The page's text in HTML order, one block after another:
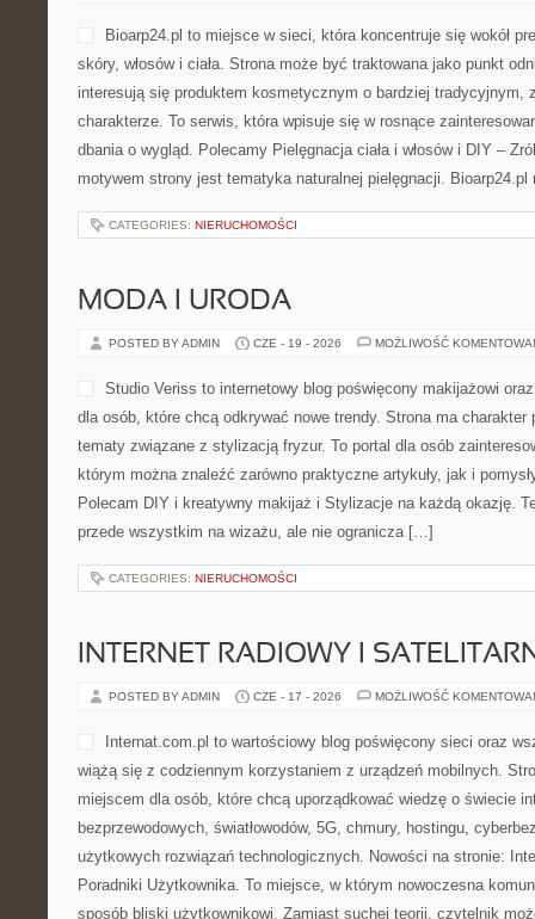
Bioarp24.pl to miejsce w sieci, która koncentruje się wokół
skóry, włosów i ciała. Strona może być traktowana jako punkt
interesują się produktem kosmetycznym o bardziej tradycyjnym,
charakterze. To serwis, która wpisuje się w rosnące
dbania o wygląd. Polecamy Pielęgnacja ciała i włosów i DIY –
motywem strony jest tematyka naturalnej pielęgnacji.
CATEGORIES: NIERUCHOMOŚCI
MODA I URODA
POSTED BY ADMIN CZE - 19 - 2026 MOŻLIWOŚĆ
Studio Veriss to internetowy blog poświęcony makijażowi
dla osób, które chcą odkrywać nowe trendy. Strona ma charakter
tematy związane z stylizacją fryzur. To portal dla osób
którym można znaleźć zarówno praktyczne artykuły, jak i
Polecam DIY i kreatywny makijaż i Stylizacje na każdą okazję.
przede wszystkim na wizażu, ale nie ogranicza […]
CATEGORIES: NIERUCHOMOŚCI
INTERNET RADIOWY I
POSTED BY ADMIN CZE - 17 - 2026 MOŻLIWOŚĆ
Internat.com.pl to wartościowy blog poświęcony sieci oraz
wiążą się z codziennym korzystaniem z urządzeń mobilnych.
miejscem dla osób, które chcą uporządkować wiedzę o świecie
bezprzewodowych, światłowodów, 5G, chmury, hostingu,
użytkowych rozwiązań technologicznych. Nowości na stronie:
Poradniki Użytkownika. To miejsce, w którym nowoczesna
sposób bliski użytkownikowi. Zamiast suchej teorii, czytelnik